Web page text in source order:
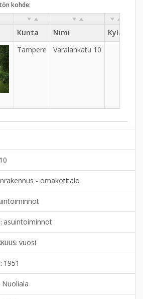
kohde:
Kunta Nimi Kylä
Tampere Varalankatu 10
- omakotitalo
asuintoiminnot
vuosi
1951